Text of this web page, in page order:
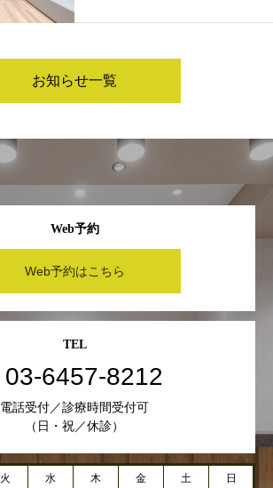
お知らせ一覧
Web予約
Web予約はこちら
TEL
03-6457-8212
電話受付／診療時間受付可
（日・祝／休診）
火 水 木 金 土 日